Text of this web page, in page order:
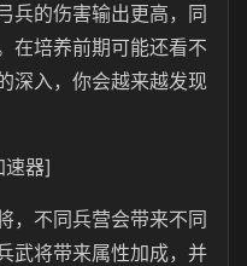
兵的伤害输出更高，同
在培养前期可能还看不
深入，你会越来越发现
速器]
，不同兵营会带来不同
武将带来属性加成，并